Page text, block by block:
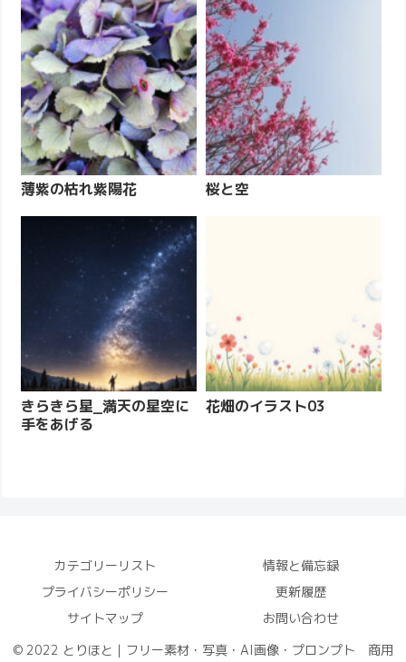
薄紫の枯れ紫陽花 桜と空
きらきら星_満天の星空に
手をあげる
花畑のイラスト03
カテゴリーリスト
情報と備忘録
プライバシーポリシー
更新履歴
サイトマップ
お問い合わせ
© 2022 とりほと｜フリー素材・写真・AI画像・プロンプト 商用